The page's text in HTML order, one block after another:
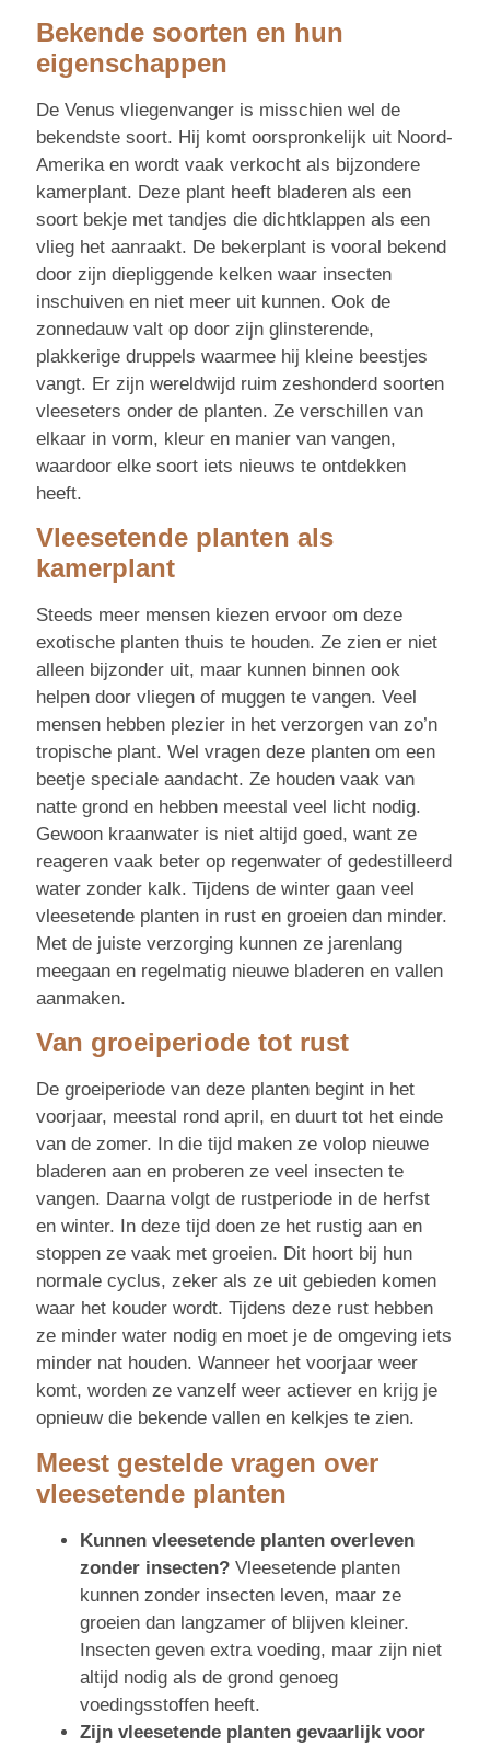
Bekende soorten en hun
eigenschappen
De Venus vliegenvanger is misschien wel de
bekendste soort. Hij komt oorspronkelijk uit Noord-
Amerika en wordt vaak verkocht als bijzondere
kamerplant. Deze plant heeft bladeren als een
soort bekje met tandjes die dichtklappen als een
vlieg het aanraakt. De bekerplant is vooral bekend
door zijn diepliggende kelken waar insecten
inschuiven en niet meer uit kunnen. Ook de
zonnedauw valt op door zijn glinsterende,
plakkerige druppels waarmee hij kleine beestjes
vangt. Er zijn wereldwijd ruim zeshonderd soorten
vleeseters onder de planten. Ze verschillen van
elkaar in vorm, kleur en manier van vangen,
waardoor elke soort iets nieuws te ontdekken
heeft.
Vleesetende planten als
kamerplant
Steeds meer mensen kiezen ervoor om deze
exotische planten thuis te houden. Ze zien er niet
alleen bijzonder uit, maar kunnen binnen ook
helpen door vliegen of muggen te vangen. Veel
mensen hebben plezier in het verzorgen van zo’n
tropische plant. Wel vragen deze planten om een
beetje speciale aandacht. Ze houden vaak van
natte grond en hebben meestal veel licht nodig.
Gewoon kraanwater is niet altijd goed, want ze
reageren vaak beter op regenwater of gedestilleerd
water zonder kalk. Tijdens de winter gaan veel
vleesetende planten in rust en groeien dan minder.
Met de juiste verzorging kunnen ze jarenlang
meegaan en regelmatig nieuwe bladeren en vallen
aanmaken.
Van groeiperiode tot rust
De groeiperiode van deze planten begint in het
voorjaar, meestal rond april, en duurt tot het einde
van de zomer. In die tijd maken ze volop nieuwe
bladeren aan en proberen ze veel insecten te
vangen. Daarna volgt de rustperiode in de herfst
en winter. In deze tijd doen ze het rustig aan en
stoppen ze vaak met groeien. Dit hoort bij hun
normale cyclus, zeker als ze uit gebieden komen
waar het kouder wordt. Tijdens deze rust hebben
ze minder water nodig en moet je de omgeving iets
minder nat houden. Wanneer het voorjaar weer
komt, worden ze vanzelf weer actiever en krijg je
opnieuw die bekende vallen en kelkjes te zien.
Meest gestelde vragen over
vleesetende planten
Kunnen vleesetende planten overleven
zonder insecten?Vleesetende planten
kunnen zonder insecten leven, maar ze
groeien dan langzamer of blijven kleiner.
Insecten geven extra voeding, maar zijn niet
altijd nodig als de grond genoeg
voedingsstoffen heeft.
Zijn vleesetende planten gevaarlijk voor